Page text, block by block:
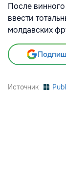
После
ввести
молдавских
Источник